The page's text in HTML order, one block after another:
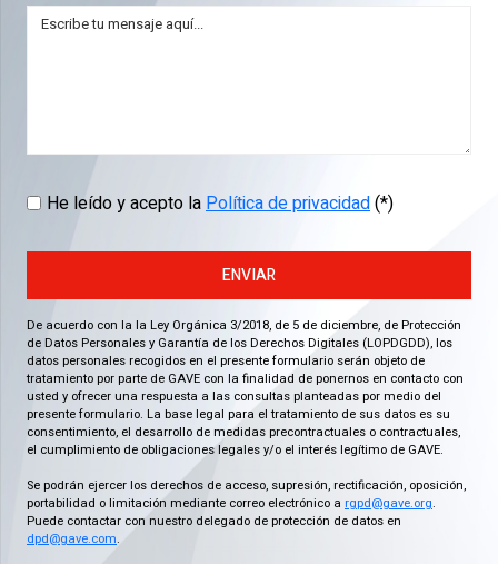
He leído y acepto laPolítica de privacidad(*)
ENVIAR
De acuerdo con la la Ley Orgánica 3/2018, de 5 de diciembre, de Protección
de Datos Personales y Garantía de los Derechos Digitales (LOPDGDD), los
datos personales recogidos en el presente formulario serán objeto de
tratamiento por parte de GAVE con la finalidad de ponernos en contacto con
usted y ofrecer una respuesta a las consultas planteadas por medio del
presente formulario. La base legal para el tratamiento de sus datos es su
consentimiento, el desarrollo de medidas precontractuales o contractuales,
el cumplimiento de obligaciones legales y/o el interés legítimo de GAVE.
Se podrán ejercer los derechos de acceso, supresión, rectificación, oposición,
portabilidad o limitación mediante correo electrónico a rgpd@gave.org.
Puede contactar con nuestro delegado de protección de datos en
dpd@gave.com.